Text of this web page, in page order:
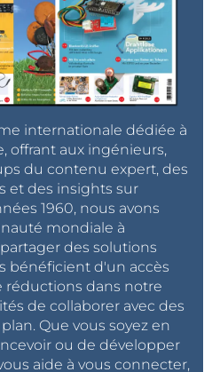
internationale dédiée à
offrant aux ingénieurs,
du contenu expert, des
et des insights sur
1960, nous avons
mondiale à
des solutions
bénéficient d'un accès
réductions dans notre
de collaborer avec des
Que vous soyez en
ou de développer
aide à vous connecter,